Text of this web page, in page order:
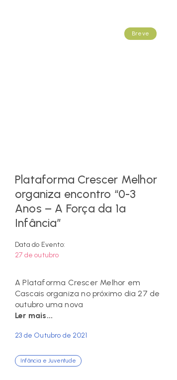
Breve
Plataforma Crescer Melhor
organiza encontro “0-3
Anos – A Força da 1ª
Infância”
Data do Evento:
27 de outubro
A Plataforma Crescer Melhor em
Cascais organiza no próximo dia 27 de
outubro uma nova
Ler mais...
23 de Outubro de 2021
Infância e Juventude